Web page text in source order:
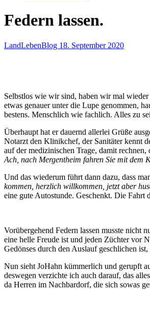
Federn lassen.
LandLebenBlog 18. September 2020
Selbstlos wie wir sind, haben wir mal
etwas genauer unter die Lupe genommen,
bestens. Menschlich wie fachlich. Alles zu
Überhaupt hat er dauernd allerlei Grüße
Notarzt den Klinikchef, der Sanitäter kennt
auf der medizinischen Trage, damit
Ach, nach Mergentheim fahren Sie mit dem
Und das wiederum führt dann dazu, dass
kommen, herzlich willkommen, jetzt aber
eine gute Autostunde. Geschenkt. Die
Vorübergehend Federn lassen musste nicht
eine helle Freude ist und jeden Züchter vor
Gedönses durch den Auslauf geschlichen
Nun sieht JoHahn kümmerlich und gerupft
deswegen verzichte ich auch darauf, das
da Herren im Nachbardorf, die sich sowas